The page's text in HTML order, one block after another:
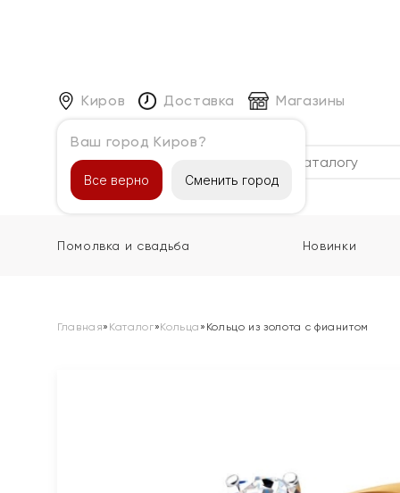
Киров
Ваш город Киров?
Все верно Сменить город
Доставка Магазины
Каталог
Помолвка и свадьба Новинки
Главная» Каталог»Кольца » Кольцо из золота с фианитом